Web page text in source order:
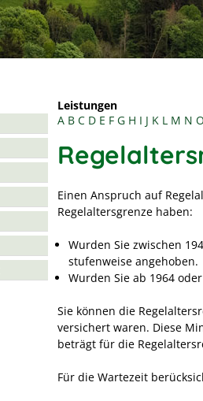
Leistungen
A B C D E F G H I J K L M N O
Einen Anspruch auf
Regelaltersgrenze haben:
Wurden Sie zwischen
stufenweise angehoben.
Wurden Sie ab 1964
Sie können die
versichert waren. Diese
beträgt für die
Für die Wartezeit